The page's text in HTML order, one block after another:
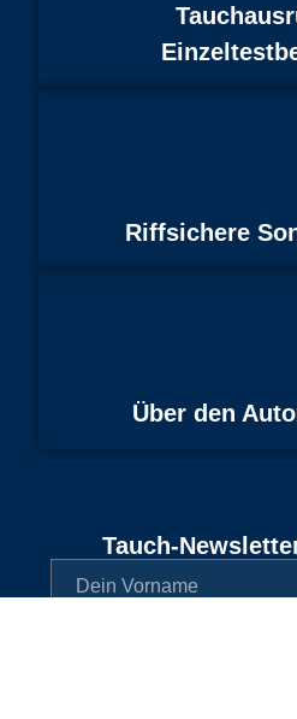
Riffsichere
Über den
Tauch-